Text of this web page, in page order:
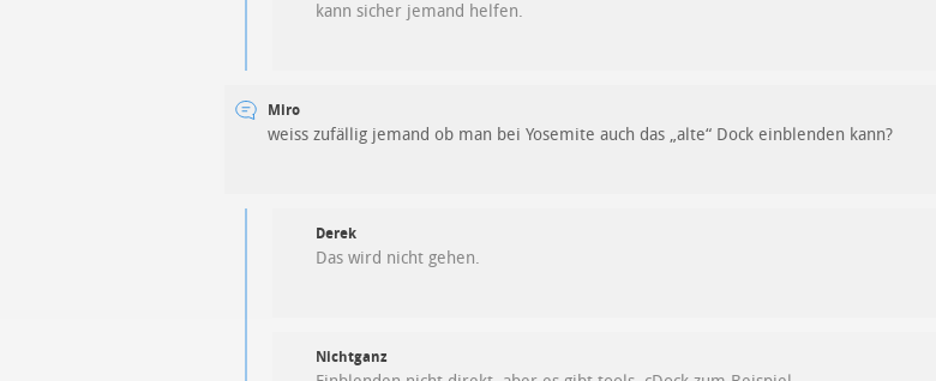
kann sicher jemand helfen.
Miro
weiss zufällig jemand ob man bei Yosemite auch das „alte“ Dock einblenden kann?
Derek
Das wird nicht gehen.
Nichtganz